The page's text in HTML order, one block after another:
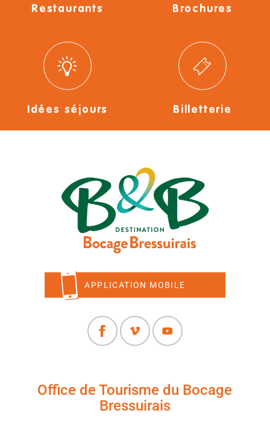
Restaurants Brochures
Idées séjours Billetterie
APPLICATION MOBILE
Office de Tourisme du Bocage
Bressuirais